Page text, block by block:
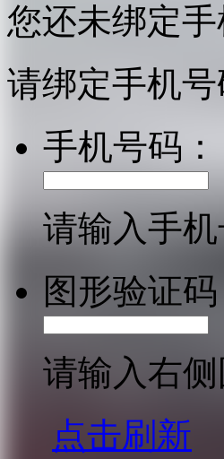
您还未绑定
请绑定手机
手机号码：
请输入手
图形验证码
请输入右
点击刷新